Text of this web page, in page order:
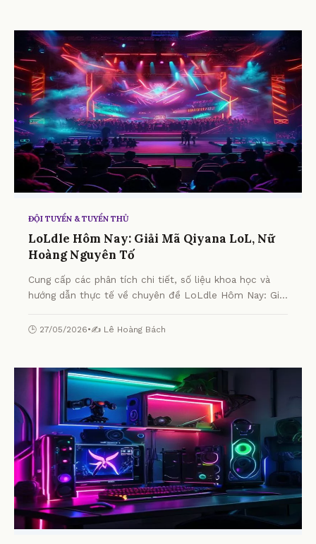
ĐỘI TUYỂN & TUYỂN THỦ
LoLdle Hôm Nay: Giải Mã Qiyana LoL, Nữ
Hoàng Nguyên Tố
Cung cấp các phân tích chi tiết, số liệu khoa học và
hướng dẫn thực tế về chuyên đề LoLdle Hôm Nay: Giải
🕒 27/05/2026•✍️ Lê Hoàng Bách